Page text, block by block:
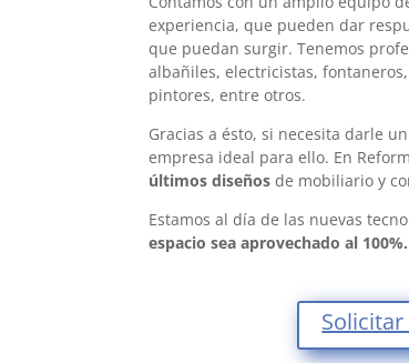
experiencia, que pueden dar
que puedan surgir. Tenemos
albañiles, electricistas,
pintores, entre otros.
Gracias a ésto, si necesita darle
empresa ideal para ello. En
últimos diseños de mobiliario y
Estamos al día de las nuevas
espacio sea aprovechado al 100%.